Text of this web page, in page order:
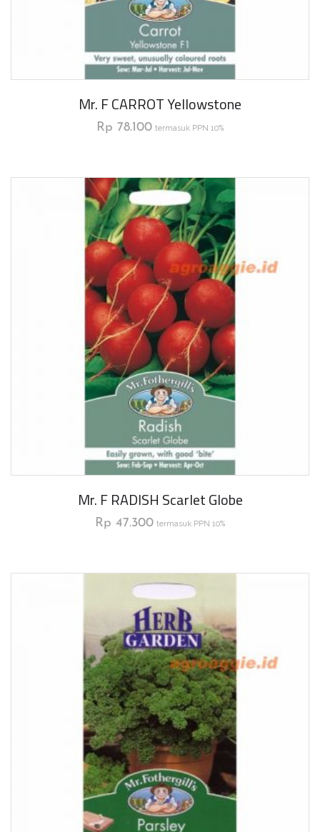
Mr. F CARROT Yellowstone
Rp 78.100 termasuk PPN 10%
Mr. F RADISH Scarlet Globe
Rp 47.300 termasuk PPN 10%